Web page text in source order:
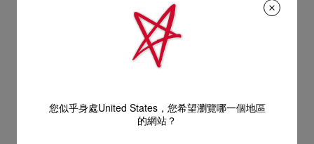
退回的產品必須完好無損，紅鞋底亦沒有任何污漬。
瀏覽退貨政策。
您似乎身處United States，您希望瀏覽哪一個地區
的網站？